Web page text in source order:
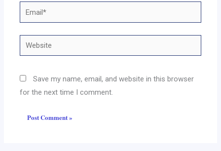
Email*
Website
Save my name, email, and website in this browser
for the next time I comment.